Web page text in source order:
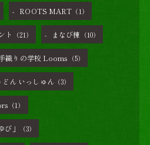
ROOTS MART （1）
ト （21） まなび棟 （10）
織りの学校 Looms （5）
どん いっしゅん（3）
（1）
び」 （3）